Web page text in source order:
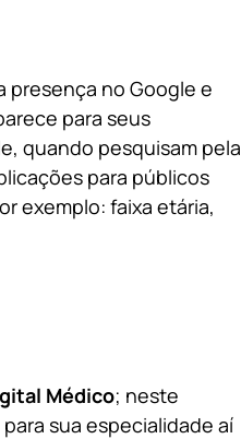
presença no Google e
para seus
quando pesquisam pela
para públicos
exemplo: faixa etária,
Médico; neste
sua especialidade aí